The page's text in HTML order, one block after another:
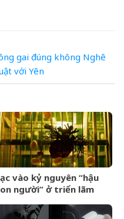
gai đúng không Nghê
với Yên
vào kỷ nguyên “hậu
người” ở triển lãm
Chítt